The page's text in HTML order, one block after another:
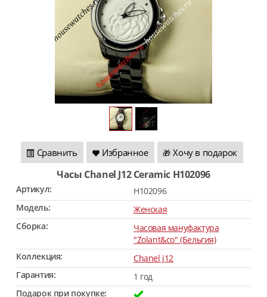
Сравнить Избранное 🎁 Хочу в подарок
Часы Chanel J12 Ceramic H102096
Артикул:
H102096
Модель:
Женская
Сборка:
Часовая мануфактура
"Zolant&co" (Бельгия)
Коллекция:
Chanel j12
Гарантия:
1 год
Подарок при покупке: